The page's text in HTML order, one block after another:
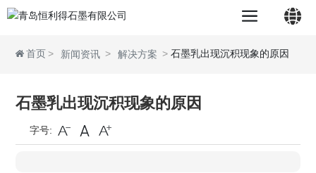
首页 新闻资讯 解决方案 石墨乳出现沉积现象的原因
石墨乳出现沉积现象的原因
字号: